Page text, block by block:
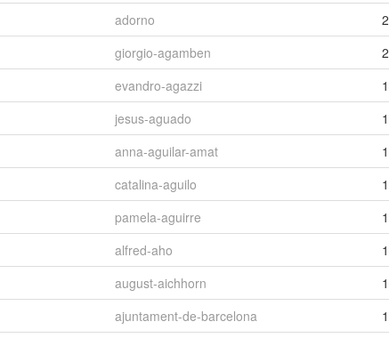
adorno
2
giorgio-agamben
2
evandro-agazzi
1
jesus-aguado
1
anna-aguilar-amat
1
catalina-aguilo
1
pamela-aguirre
1
alfred-aho
1
august-aichhorn
1
ajuntament-de-barcelona
1